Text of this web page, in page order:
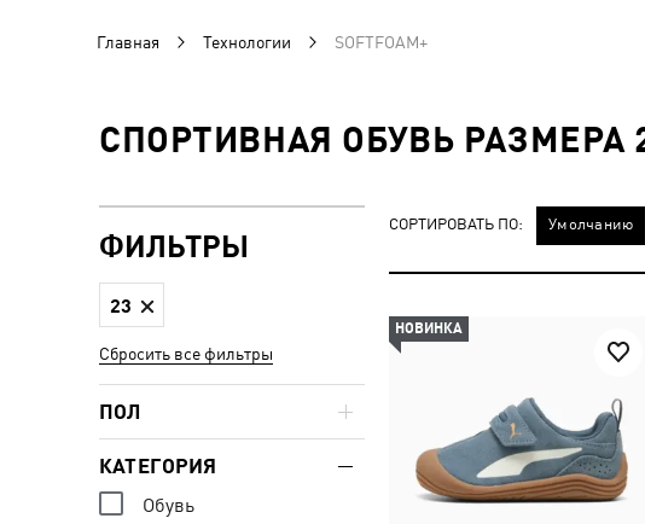
Главная Технологии SOFTFOAM+
СПОРТИВНАЯ ОБУВЬ РАЗМЕРА
СОРТИРОВАТЬ ПО: Умолчанию
НОВИНКА
ФИЛЬТРЫ
23
Сбросить все фильтры
ПОЛ
КАТЕГОРИЯ
Обувь